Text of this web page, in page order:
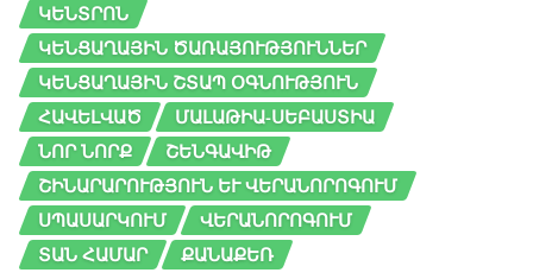
ԿԵՆՏՐՈՆ
ԿԵՆՑԱՂԱՅԻՆ ԾԱՌԱՅՈՒԹՅՈՒՆՆԵՐ
ԿԵՆՑԱՂԱՅԻՆ ՇՏԱՊ ՕԳՆՈՒԹՅՈՒՆ
ՀԱՎԵԼՎԱԾ
ՄԱԼԱԹԻԱ-ՍԵԲԱՍՏԻԱ
ՆՈՐ ՆՈՐՔ
ՇԵՆԳԱՎԻԹ
ՇԻՆԱՐԱՐՈՒԹՅՈՒՆ ԵՒ ՎԵՐԱՆՈՐՈԳՈՒՄ
ՍՊԱՍԱՐԿՈՒՄ
ՎԵՐԱՆՈՐՈԳՈՒՄ
ՏԱՆ ՀԱՄԱՐ
ՔԱՆԱՔԵՌ